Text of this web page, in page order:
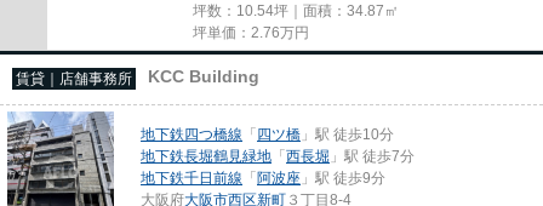
坪数：10.54坪｜面積：34.87㎡
坪単価： 2.76万円
賃貸｜店舗事務所 KCC Building
地下鉄四つ橋線 「四ツ橋 」駅 徒歩10分
地下鉄長堀鶴見緑地 「西長堀 」駅 徒歩7分
地下鉄千日前線 「阿波座 」駅 徒歩9分
大阪府大阪市西区新町 ３丁目8-4